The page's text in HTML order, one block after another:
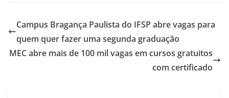
Campus Bragança Paulista do IFSP abre vagas para
quem quer fazer uma segunda graduação
MEC abre mais de 100 mil vagas em cursos gratuitos
com certificado